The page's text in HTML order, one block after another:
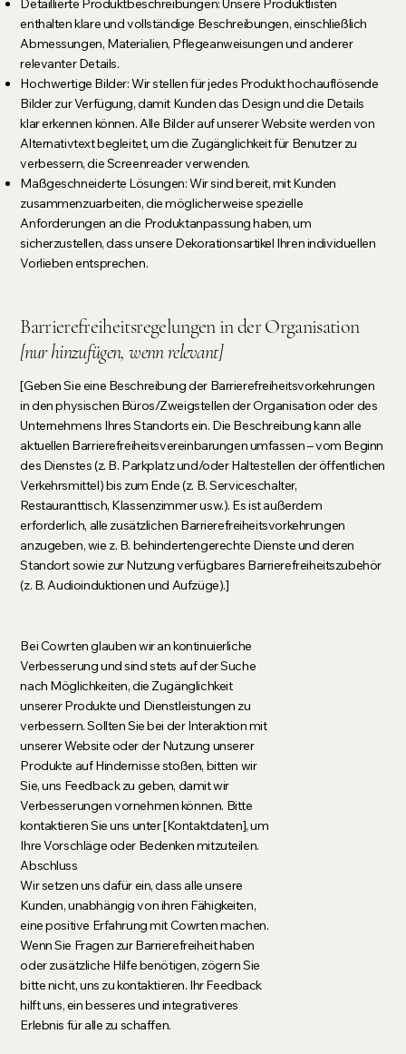
Detaillierte Produktbeschreibungen: Unsere Produktlisten
enthalten klare und vollständige Beschreibungen, einschließlich
Abmessungen, Materialien, Pflegeanweisungen und anderer
relevanter Details.
Hochwertige Bilder: Wir stellen für jedes Produkt hochauflösende
Bilder zur Verfügung, damit Kunden das Design und die Details
klar erkennen können. Alle Bilder auf unserer Website werden von
Alternativtext begleitet, um die Zugänglichkeit für Benutzer zu
verbessern, die Screenreader verwenden.
Maßgeschneiderte Lösungen: Wir sind bereit, mit Kunden
zusammenzuarbeiten, die möglicherweise spezielle
Anforderungen an die Produktanpassung haben, um
sicherzustellen, dass unsere Dekorationsartikel Ihren individuellen
Vorlieben entsprechen.
Barrierefreiheitsregelungen in der Organisation
[nur hinzufügen, wenn relevant]
[Geben Sie eine Beschreibung der Barrierefreiheitsvorkehrungen
in den physischen Büros/Zweigstellen der Organisation oder des
Unternehmens Ihres Standorts ein. Die Beschreibung kann alle
aktuellen Barrierefreiheitsvereinbarungen umfassen – vom Beginn
des Dienstes (z. B. Parkplatz und/oder Haltestellen der öffentlichen
Verkehrsmittel) bis zum Ende (z. B. Serviceschalter,
Restauranttisch, Klassenzimmer usw.). Es ist außerdem
erforderlich, alle zusätzlichen Barrierefreiheitsvorkehrungen
anzugeben, wie z. B. behindertengerechte Dienste und deren
Standort sowie zur Nutzung verfügbares Barrierefreiheitszubehör
(z. B. Audioinduktionen und Aufzüge).]
Bei Cowrten glauben wir an kontinuierliche
Verbesserung und sind stets auf der Suche
nach Möglichkeiten, die Zugänglichkeit
unserer Produkte und Dienstleistungen zu
verbessern. Sollten Sie bei der Interaktion mit
unserer Website oder der Nutzung unserer
Produkte auf Hindernisse stoßen, bitten wir
Sie, uns Feedback zu geben, damit wir
Verbesserungen vornehmen können. Bitte
kontaktieren Sie uns unter [Kontaktdaten], um
Ihre Vorschläge oder Bedenken mitzuteilen.
Abschluss
Wir setzen uns dafür ein, dass alle unsere
Kunden, unabhängig von ihren Fähigkeiten,
eine positive Erfahrung mit Cowrten machen.
Wenn Sie Fragen zur Barrierefreiheit haben
oder zusätzliche Hilfe benötigen, zögern Sie
bitte nicht, uns zu kontaktieren. Ihr Feedback
hilft uns, ein besseres und integrativeres
Erlebnis für alle zu schaffen.